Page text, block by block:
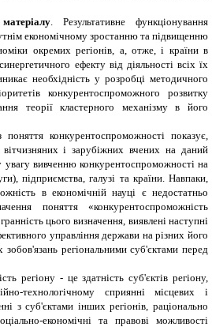
. Результативне функціонування
економічному зростанню та підвищенню
окремих регіонів, а, отже, і країни в
ефекту від діяльності всіх їх
необхідність у розробці методичного
конкурентоспроможного розвитку
теорії кластерного механізму в його
поняття конкурентоспроможності показує,
і зарубіжних вчених на даний
вивченню конкурентоспроможності на
підприємства, галузі та країни. Навпаки,
в економічній науці є недостатньо
поняття «конкурентоспроможність
цього визначення, виявлені наступні
управління держави на різних його
зобов'язань регіональними суб'єктами перед
регіону - це здатність суб'єктів регіону,
технологічному сприянні місцевих і
з суб'єктами інших регіонів, раціонально
економічні та правові можливості